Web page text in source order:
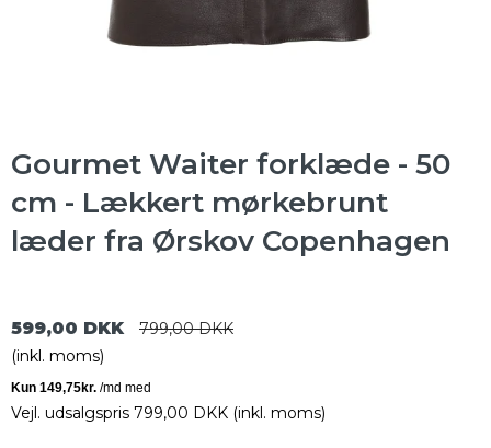
Gourmet Waiter forklæde - 50
cm - Lækkert mørkebrunt
læder fra Ørskov Copenhagen
599,00 DKK
799,00 DKK
(inkl. moms)
Vejl. udsalgspris 799,00 DKK (inkl. moms)